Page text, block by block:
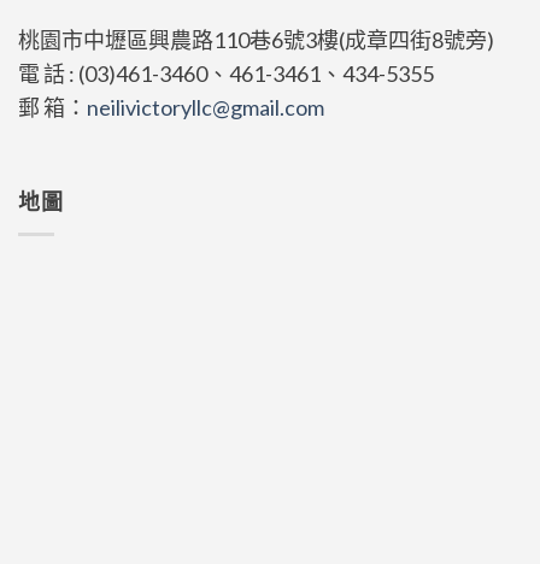
桃園市中壢區興農路110巷6號3樓(成章四街8號旁)
電 話 : (03)461-3460、461-3461、434-5355
郵 箱： neilivictoryllc@gmail.com
地圖